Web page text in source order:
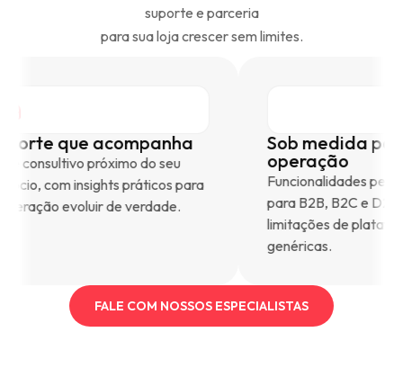
suporte e parceria
para sua loja crescer sem limites.
Suporte que acompanha
Time consultivo próximo do seu
negócio, com insights práticos para
a operação evoluir de verdade.
Sob
para B2B,
limitações
genéricas.
FALE COM NOSSOS ESPECIALISTAS